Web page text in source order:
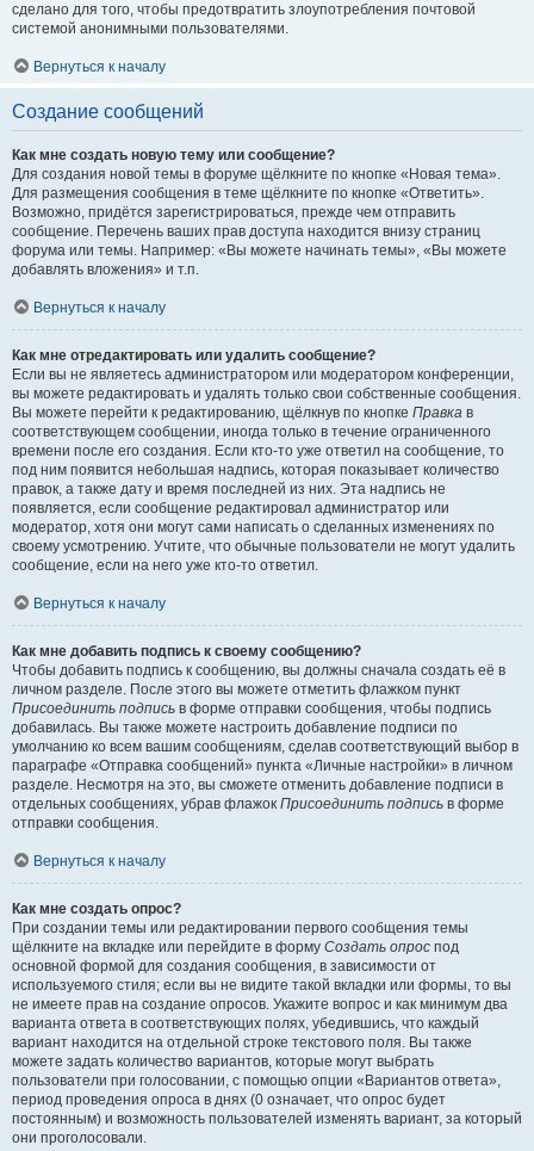
сделано для того, чтобы предотвратить злоупотребления почтовой
системой анонимными пользователями.
Вернуться к началу
Создание сообщений
Как мне создать новую тему или сообщение?
Для создания новой темы в форуме щёлкните по кнопке «Новая тема».
Для размещения сообщения в теме щёлкните по кнопке «Ответить».
Возможно, придётся зарегистрироваться, прежде чем отправить
сообщение. Перечень ваших прав доступа находится внизу страниц
форума или темы. Например: «Вы можете начинать темы», «Вы можете
добавлять вложения» и т.п.
Вернуться к началу
Как мне отредактировать или удалить сообщение?
Если вы не являетесь администратором или модератором конференции,
вы можете редактировать и удалять только свои собственные сообщения.
Вы можете перейти к редактированию, щёлкнув по кнопке Правка в
соответствующем сообщении, иногда только в течение ограниченного
времени после его создания. Если кто-то уже ответил на сообщение, то
под ним появится небольшая надпись, которая показывает количество
правок, а также дату и время последней из них. Эта надпись не
появляется, если сообщение редактировал администратор или
модератор, хотя они могут сами написать о сделанных изменениях по
своему усмотрению. Учтите, что обычные пользователи не могут удалить
сообщение, если на него уже кто-то ответил.
Вернуться к началу
Как мне добавить подпись к своему сообщению?
Чтобы добавить подпись к сообщению, вы должны сначала создать её в
личном разделе. После этого вы можете отметить флажком пункт
Присоединить подпись в форме отправки сообщения, чтобы подпись
добавилась. Вы также можете настроить добавление подписи по
умолчанию ко всем вашим сообщениям, сделав соответствующий выбор в
параграфе «Отправка сообщений» пункта «Личные настройки» в личном
разделе. Несмотря на это, вы сможете отменить добавление подписи в
отдельных сообщениях, убрав флажок Присоединить подпись в форме
отправки сообщения.
Вернуться к началу
Как мне создать опрос?
При создании темы или редактировании первого сообщения темы
щёлкните на вкладке или перейдите в форму Создать опрос под
основной формой для создания сообщения, в зависимости от
используемого стиля; если вы не видите такой вкладки или формы, то вы
не имеете прав на создание опросов. Укажите вопрос и как минимум два
варианта ответа в соответствующих полях, убедившись, что каждый
вариант находится на отдельной строке текстового поля. Вы также
можете задать количество вариантов, которые могут выбрать
пользователи при голосовании, с помощью опции «Вариантов ответа»,
период проведения опроса в днях (0 означает, что опрос будет
постоянным) и возможность пользователей изменять вариант, за который
они проголосовали.